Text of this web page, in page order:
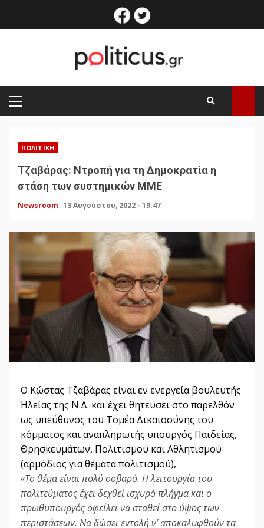
facebook
PRIMARY
MENU
ΠΟΛΙΤΙΚΉ
Τζαβάρας: Ντροπή για τη Δημοκρατία η
στάση των συστημικών ΜΜΕ
Newsroom 13 Αυγούστου, 2022 - 19:47
Ο Κώστας Τζαβάρας είναι εν ενεργεία βουλευτής
Ηλείας της Ν.Δ. και έχει θητεύσει στο παρελθόν
ως υπεύθυνος του Τομέα Δικαιοσύνης του
κόμματος και αναπληρωτής υπουργός Παιδείας,
Θρησκευμάτων, Πολιτισμού και Αθλητισμού
(αρμόδιος για θέματα πολιτισμού),
«Το θέμα είναι πολύ σοβαρό. Η λειτουργία του
πολιτεύματος έχει δεχθεί ισχυρό πλήγμα και ο
πρωθυπουργός οφείλει να σταθεί στο ύψος των
περιστάσεων. Να δώσει εντολή ν’ αποκαλυφθούν τα